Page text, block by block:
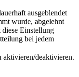
ausgeblendet
wurde, abgelehnt
Einstellung
bei jedem
deaktivieren.